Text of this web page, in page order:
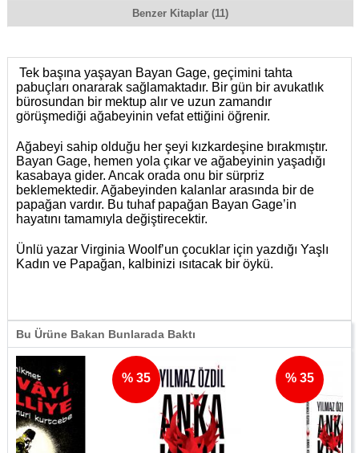
Benzer Kitaplar (11)
Tek başına yaşayan Bayan Gage, geçimini tahta
pabuçları onararak sağlamaktadır. Bir gün bir avukatlık
bürosundan bir mektup alır ve uzun zamandır
görüşmediği ağabeyinin vefat ettiğini öğrenir.
Ağabeyi sahip olduğu her şeyi kızkardeşine bırakmıştır.
Bayan Gage, hemen yola çıkar ve ağabeyinin yaşadığı
kasabaya gider. Ancak orada onu bir sürpriz
beklemektedir. Ağabeyinden kalanlar arasında bir de
papağan vardır. Bu tuhaf papağan Bayan Gage’in
hayatını tamamıyla değiştirecektir.
Ünlü yazar Virginia Woolf’un çocuklar için yazdığı Yaşlı
Kadın ve Papağan, kalbinizi ısıtacak bir öykü.
Bu Ürüne Bakan Bunlarada Baktı
% 35 % 35